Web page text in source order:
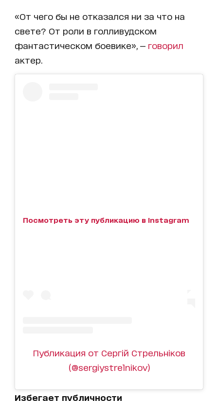
«От чего бы не отказался ни за что на
свете? От роли в голливудском
фантастическом боевике», — говорил
актер.
Посмотреть эту публикацию в Instagram
Публикация от Сергій Стрельніков
(@sergiystrelnikov)
Избегает публичности